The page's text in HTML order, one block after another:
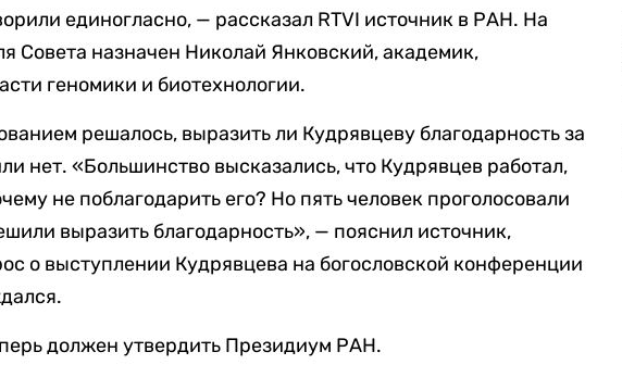
единогласно, — рассказал RTVI источник в РАН. На
Совета назначен Николай Янковский, академик,
геномики и биотехнологии.
решалось, выразить ли Кудрявцеву благодарность за
нет. «Большинство высказались, что Кудрявцев работал,
не поблагодарить его? Но пять человек проголосовали
выразить благодарность», — пояснил источник,
о выступлении Кудрявцева на богословской конференции
должен утвердить Президиум РАН.